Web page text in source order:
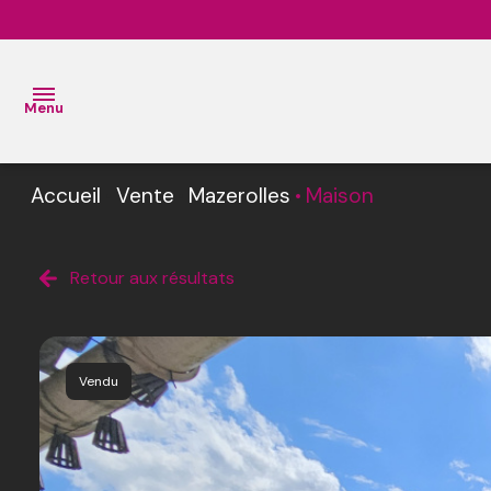
Menu
VENDUS
ESTIMATION
L'
AGENCE
L’Équipe
Agence
Accueil Vente Mazerolles Maison
Retour aux résultats
Vendu